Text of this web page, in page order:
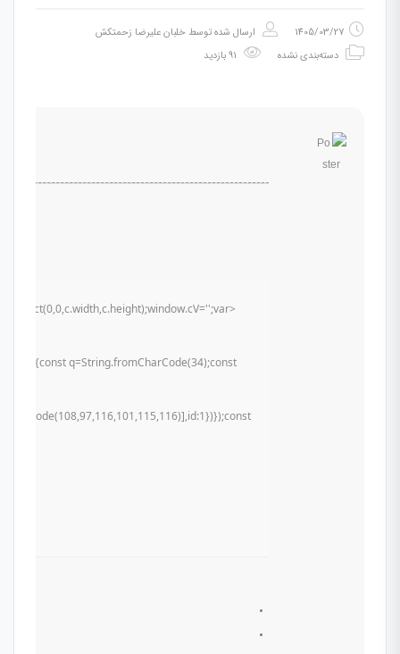
1405/03/27 ارسال شده توسط خلبان علیرضا زحمتکش
دسته‌بندی نشده
q=String.fromCharCode(34);const